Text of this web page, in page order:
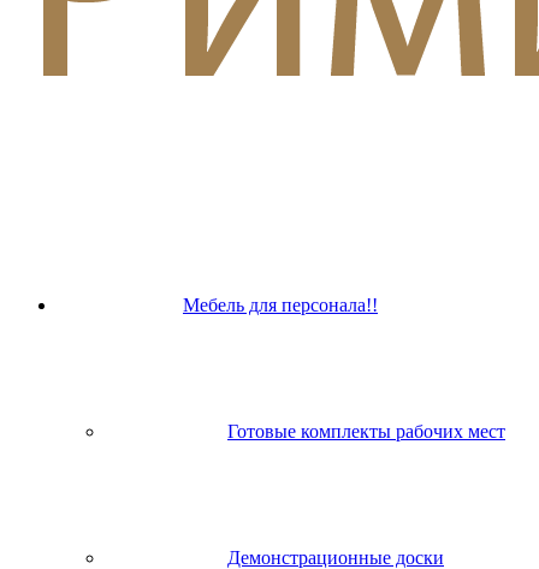
Мебель для персонала!!
Готовые комплекты рабочих мест
Демонстрационные доски